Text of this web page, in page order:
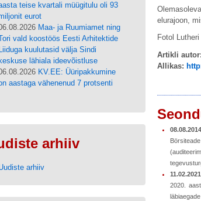
elurajoon,
Fotol
Artikli
Allikas:
08.08.2014
11.02.2021
2020.
teise kvartali müügitulu oli 93
eurot
Maa- ja Ruumiamet ning
vald koostöös Eesti Arhitektide
Liiduga kuulutasid välja Sindi
keskuse lähiala ideevõistluse
KV.EE: Üüripakkumine
aastaga vähenenud 7 protsenti
arhiiv
arhiiv